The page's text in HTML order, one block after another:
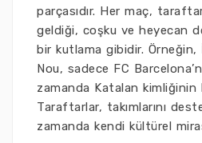
parçasıdır. Her maç,
geldiği, coşku ve heyecan
bir kutlama gibidir. Örneğin,
Nou, sadece FC
zamanda Katalan kimliğinin
Taraftarlar, takımlarını
zamanda kendi kültürel